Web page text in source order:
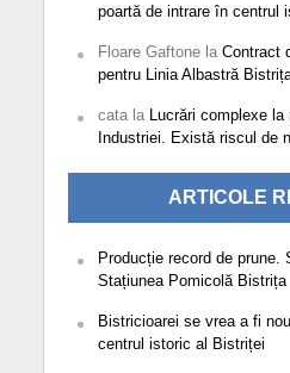
poartă de intrare în centrul
Floare Gaftonela Contract
pentru Linia Albastră
catala
Lucrări complexe
Industriei. Există riscul de
ARTICOLE
Producție record de prune.
Stațiunea Pomicolă Bistrița
Bistricioarei se vrea a fi
centrul istoric al Bistriței